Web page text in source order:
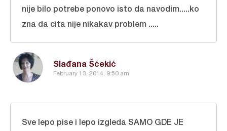
Slađana Šćekić
February 13, 2014, 9:50 am
nije bilo potrebe ponovo isto da navodim.....ko
zna da cita nije nikakav problem .....
Sve lepo pise i lepo izgleda SAMO GDE JE